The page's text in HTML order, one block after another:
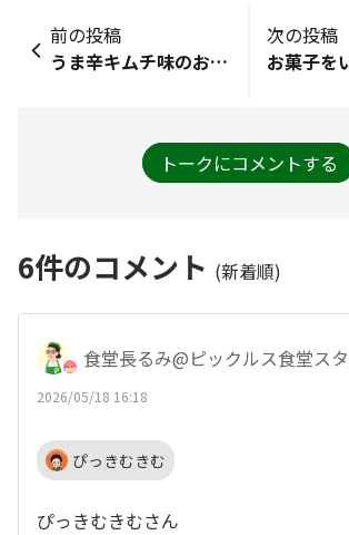
前の投稿
うま辛キムチ味のお菓子のモニターが当選🎯したようです🌶️とても楽しみです😊✨️
次の投稿
トークにコメントする
6件のコメント (新着順)
食堂長るみ@ピックルス食堂ス
2026/05/18 16:18
ぴっきむきむ
ぴっきむきむさん